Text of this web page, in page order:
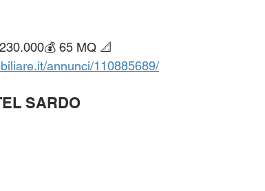
€ 230.000💰 65 MQ 📐
annunci/110885689/
SARDO